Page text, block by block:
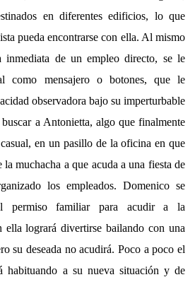
en diferentes edificios, lo que
pueda encontrarse con ella. Al mismo
inmediata de un empleo directo, se le
como mensajero o botones, que le
observadora bajo su imperturbable
a Antonietta, algo que finalmente
en un pasillo de la oficina en que
la muchacha a que acuda a una fiesta de
los empleados. Domenico se
permiso familiar para acudir a la
ella logrará divertirse bailando con una
su deseada no acudirá. Poco a poco el
habituando a su nueva situación y de